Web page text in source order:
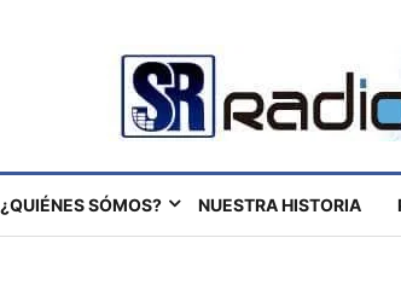
¿QUIÉNES SÓMOS? NUESTRA HISTORIA